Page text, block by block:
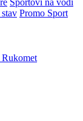
Sportovi na vodi
Promo Sport
Rukomet